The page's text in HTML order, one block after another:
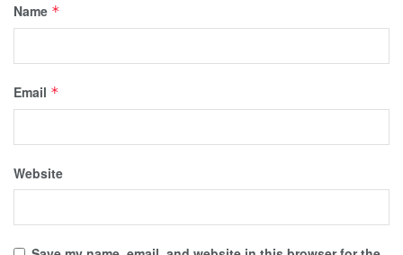
Name *
Email *
Website